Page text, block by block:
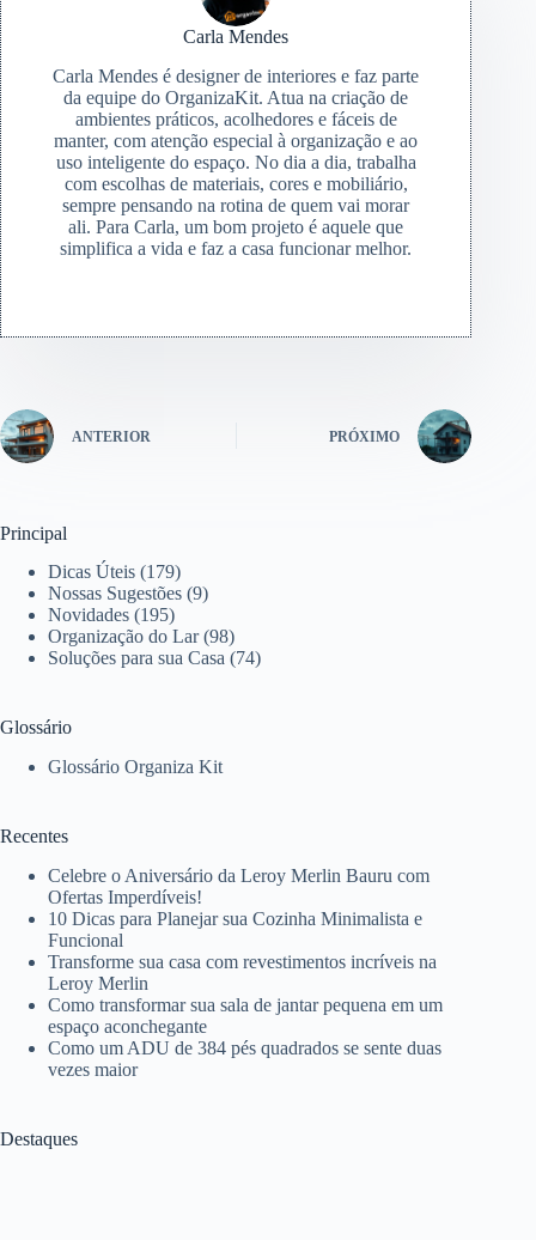
Carla Mendes
Carla Mendes é designer de interiores e faz parte
da equipe do OrganizaKit. Atua na criação de
ambientes práticos, acolhedores e fáceis de
manter, com atenção especial à organização e ao
uso inteligente do espaço. No dia a dia, trabalha
com escolhas de materiais, cores e mobiliário,
sempre pensando na rotina de quem vai morar
ali. Para Carla, um bom projeto é aquele que
simplifica a vida e faz a casa funcionar melhor.
ANTERIOR PRÓXIMO
Principal
Dicas Úteis (179)
Nossas Sugestões (9)
Novidades (195)
Organização do Lar(98)
Soluções para sua Casa (74)
Glossário
Glossário Organiza Kit
Recentes
Celebre o Aniversário da Leroy Merlin Bauru com
Ofertas Imperdíveis!
10 Dicas para Planejar sua Cozinha Minimalista e
Funcional
Transforme sua casa com revestimentos incríveis na
Leroy Merlin
Como transformar sua sala de jantar pequena em um
espaço aconchegante
Como um ADU de 384 pés quadrados se sente duas
vezes maior
Destaques